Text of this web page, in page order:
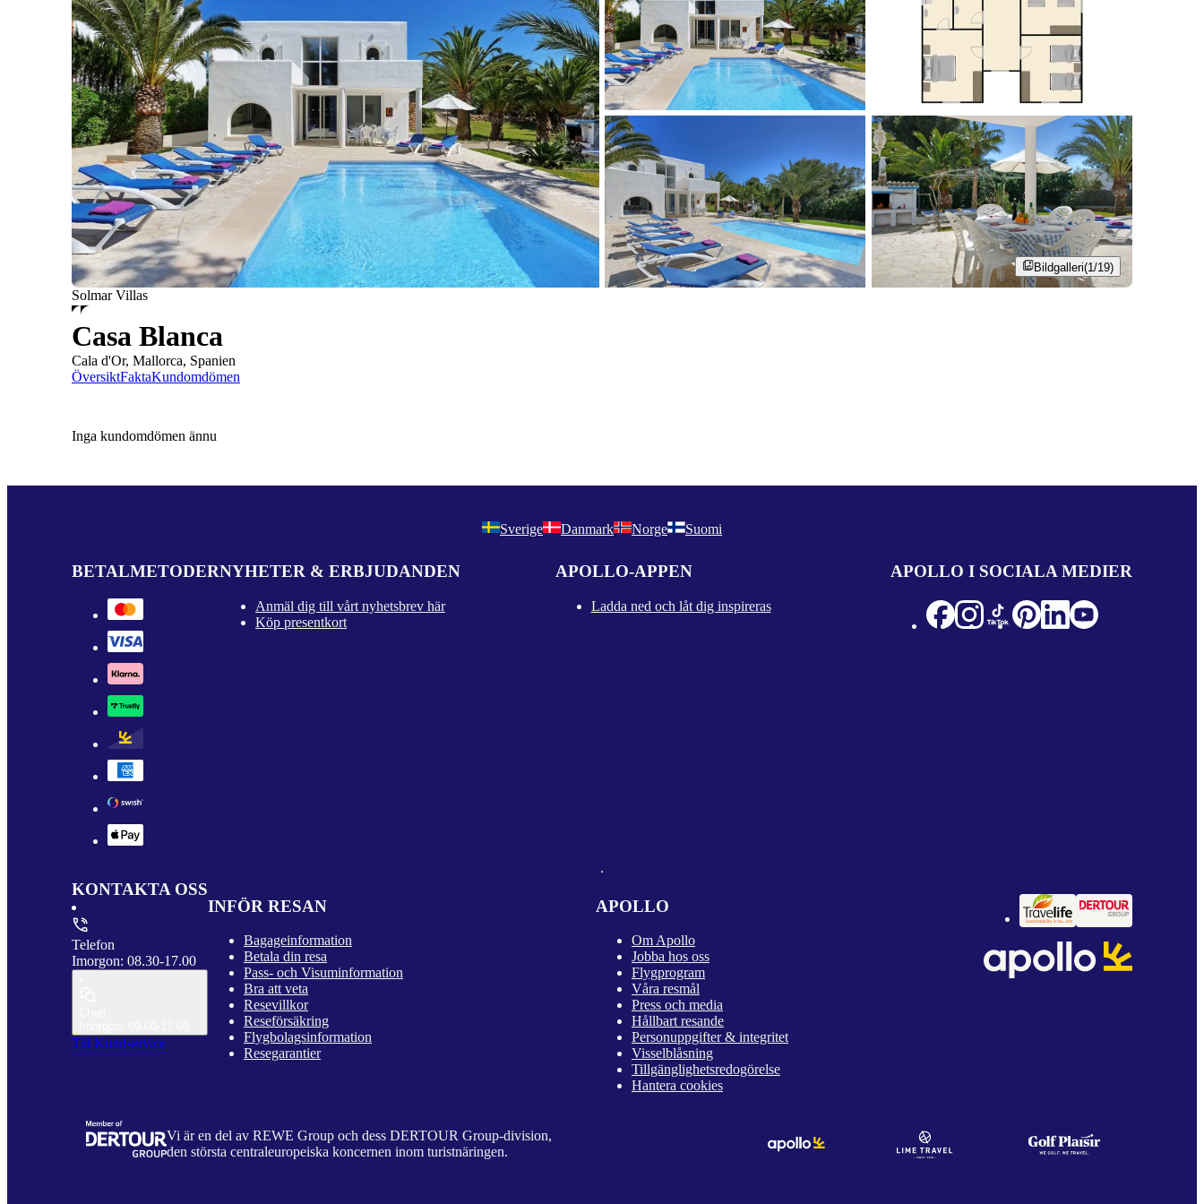
Bildgalleri(1/19)
Solmar Villas
Casa Blanca
Cala d'Or, Mallorca, Spanien
ÖversiktFaktaKundomdömen
Inga kundomdömen ännu
Sverige Danmark Norge Suomi
BETALMETODERNYHETER & ERBJUDANDEN
Anmäl dig till vårt nyhetsbrev här
Köp presentkort
APOLLO-APPEN
Ladda ned och låt dig inspireras
APOLLO I SOCIALA MEDIER
KONTAKTA OSS
Telefon
Imorgon: 08.30-17.00
Till Kundservice
INFÖR RESAN
Bagageinformation
Betala din resa
Pass- och Visuminformation
Bra att veta
Resevillkor
Reseförsäkring
Flygbolagsinformation
Resegarantier
APOLLO
Om Apollo
Jobba hos oss
Flygprogram
Våra resmål
Press och media
Hållbart resande
Personuppgifter & integritet
Visselblåsning
Tillgänglighetsredogörelse
Hantera cookies
Vi är en del av REWE Group och dess DERTOUR Group-division,
den största centraleuropeiska koncernen inom turistnäringen.